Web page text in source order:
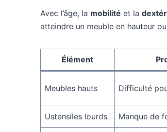
Avec l’âge, la mobilité et la
atteindre un meuble en hauteur
Élément
Meubles hauts Difficulté
Ustensiles lourds Manque de